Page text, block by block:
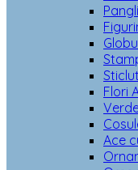
Flori
Ace